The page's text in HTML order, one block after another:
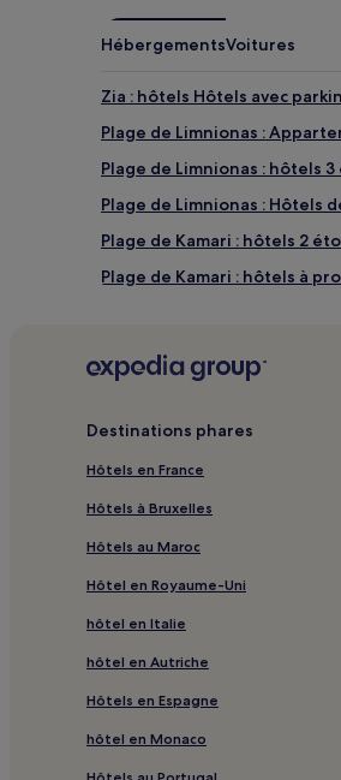
Des
conditions
supplémentaires
s’appliquer.
HébergementsVoitures
Zia : hôtels Hôtels avec
Plage de Limnionas :
Plage de Limnionas : hôtels
Plage de Limnionas : Hôtels
Plage de Kamari : hôtels 2
Plage de Kamari : hôtels à
Plage de l'Hôtel Neptune :
Plage de Camel : hôtels à
Kardamena : hôtels Hôtels
Kardamena : hôtels Hôtels
Kardamena : hôtels Hôtels de
Kefalos : Appart’hôtels
Destinations phares
Hôtels en France
Hôtels à Bruxelles
Hôtels au Maroc
Hôtel en Royaume-Uni
hôtel en Italie
hôtel en Autriche
Hôtels en Espagne
hôtel en Monaco